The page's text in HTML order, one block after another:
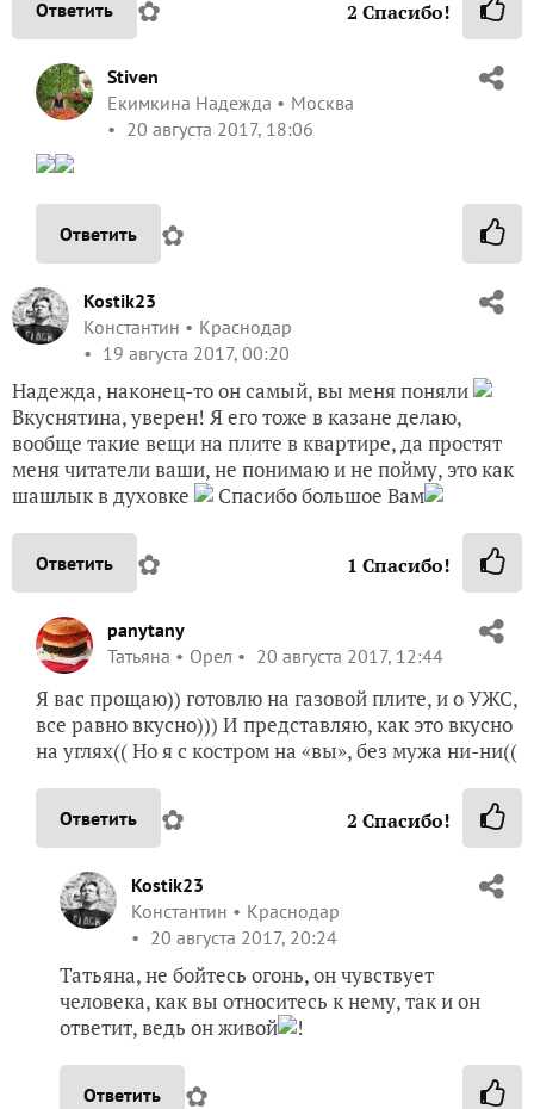
Ответить ✿ 2 Спасибо!
Stiven
Екимкина Надежда
Москва
20 августа 2017, 18:06
Ответить ✿
Kostik23
Константин
Краснодар
19 августа 2017, 00:20
Надежда, наконец-то он самый, вы меня поняли
Вкуснятина, уверен! Я его тоже в казане делаю,
вообще такие вещи на плите в квартире, да простят
меня читатели ваши, не понимаю и не пойму, это как
шашлык в духовке
Спасибо большое Вам
Ответить ✿ 1 Спасибо!
panytany
Татьяна
Орел 20 августа 2017, 12:44
Я вас прощаю)) готовлю на газовой плите, и о УЖС,
все равно вкусно))) И представляю, как это вкусно
на углях(( Но я с костром на «вы», без мужа ни-ни((
Ответить ✿ 2 Спасибо!
Kostik23
Константин
Краснодар
20 августа 2017, 20:24
Татьяна, не бойтесь огонь, он чувствует
человека, как вы относитесь к нему, так и он
ответит, ведь он живой
!
Ответить ✿